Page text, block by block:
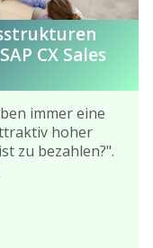
CX Sales
immer eine
hoher
zu bezahlen?".